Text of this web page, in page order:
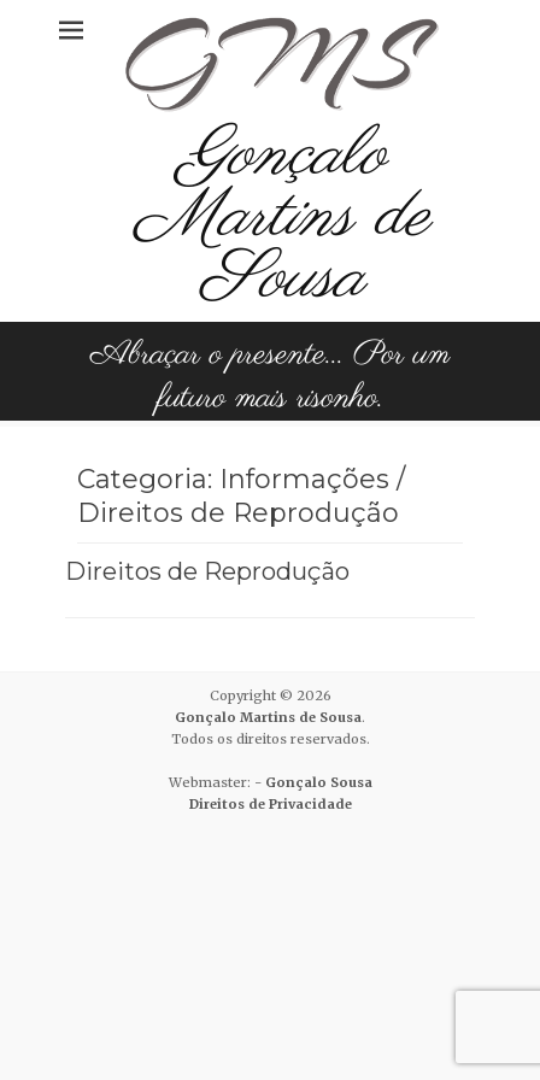
Gonçalo
Martins de
Sousa
Abraçar o presente... Por um
futuro mais risonho.
Categoria: Informações /
Direitos de Reprodução
Direitos de Reprodução
Copyright © 2026
Gonçalo Martins de Sousa.
Todos os direitos reservados.
Webmaster: - Gonçalo Sousa
Direitos de Privacidade